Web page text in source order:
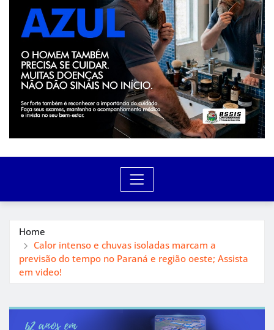
Home
Calor intenso e chuvas isoladas marcam a
previsão do tempo no Paraná e região oeste; Assista
em video!